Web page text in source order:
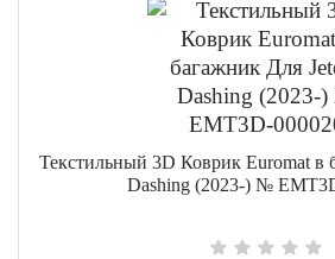
Текстильный 3D Коврик Euromat в
Dashing (2023-) №